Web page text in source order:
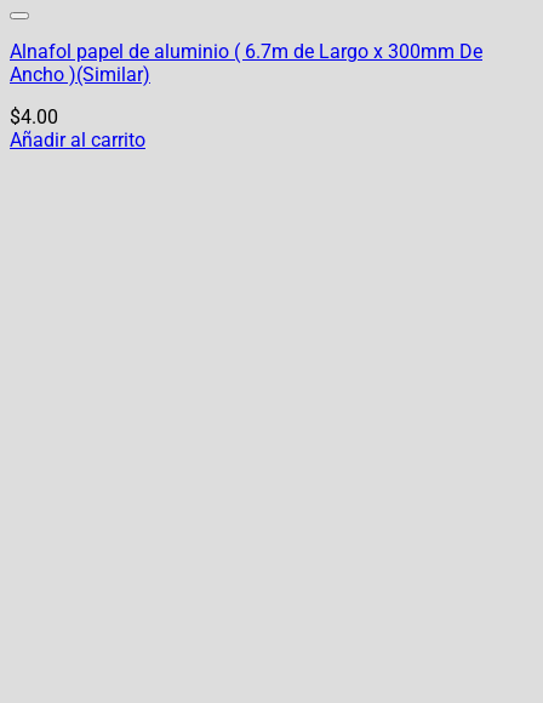
Alnafol papel de aluminio ( 6.7m de Largo x 300mm De
Ancho )(Similar)
$4.00
Añadir al carrito